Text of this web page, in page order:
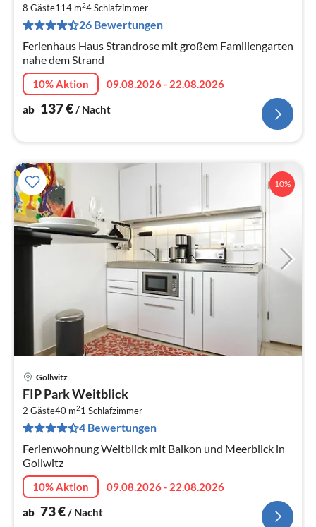
8 Gäste114 m24Schlafzimmer
26 Bewertungen
Ferienhaus Haus Strandrose mit großem Familiengarten
nahe dem Strand
10% Aktion
09.08.2026 - 22.08.2026
ab 137€/ Nacht
10%
Gollwitz
FIP Park Weitblick
2 Gäste40 m21 Schlafzimmer
4 Bewertungen
Ferienwohnung Weitblick mit Balkon und Meerblick in
Gollwitz
10% Aktion
09.08.2026 - 22.08.2026
ab 73€ / Nacht